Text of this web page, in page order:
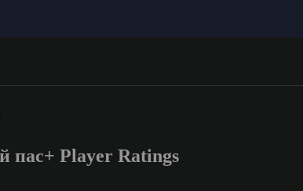
пас+ Player Ratings